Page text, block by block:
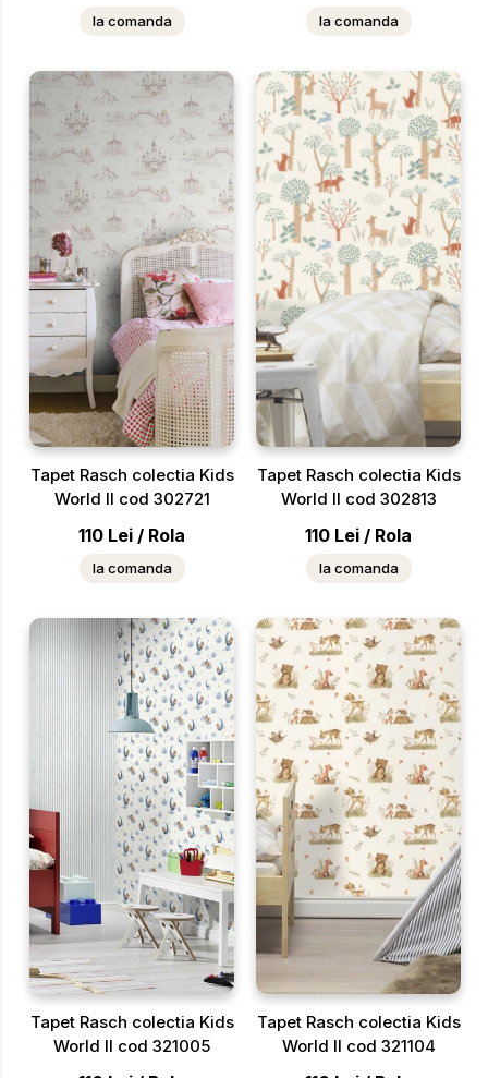
la comanda la comanda
Tapet Rasch colectia Kids
World II cod 302721
110 Lei / Rola
la comanda
Tapet Rasch colectia Kids
World II cod 302813
110 Lei / Rola
la comanda
Tapet Rasch colectia Kids
World II cod 321005
Tapet Rasch colectia Kids
World II cod 321104